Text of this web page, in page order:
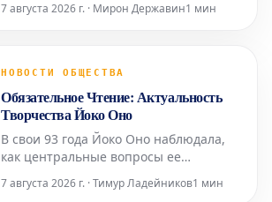
Ереван, в Национальную галерею
собой своеобразную естественную
произведения, которые нап
7 августа 2026 г. · Мирон Державин1 мин
НОВОСТИ ОБЩЕСТВА
Обязательное Чтение: Актуальность
Творчества Йоко Оно
В свои 93 года Йоко Оно наблюдала,
как центральные вопросы ее
творчества — о человечности и
нашей взаимной ответственности —
7 августа 2026 г. · Тимур Ладейников1 мин